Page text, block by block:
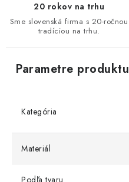
20 rokov na trhu
Sme slovenská firma s 20-ročnou
tradíciou na trhu.
Parametre produktu
Kategória
Materiál